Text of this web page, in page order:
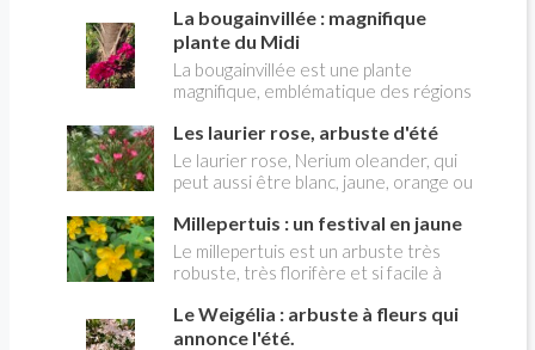
très décoratives, parfois solitaires,
parfois en grappes
également très décorative. Peut
devenir envahissant.
La bougainvillée : magnifique
plante du Midi
La bougainvillée est une plante
magnifique, emblématique des régions
en fait le développement de bractées
de couleur vive, rouge, rose ou
violette. Idéale pour habiller un mur,
une pergola, etc.
Les laurier rose, arbuste d'été
Le laurier rose, ​Nerium oleander, qui
peut aussi être blanc, jaune, orange ou
excellence. Peu exigeant, il fleurit
abondamment de juillet à septembre.
C'est un arbuste décoratif dense,
mesurant 3 à 5 m de haut. Il possède
de longues feuilles lancéolées
opposées, au limbe paraissant
Millepertuis : un festival en jaune
Le millepertuis est un arbuste très
robuste, très florifère et si facile à
Sa floraison est abondante pendnant
tout l'été.
Le Weigélia : arbuste à fleurs qui
annonce l'été.